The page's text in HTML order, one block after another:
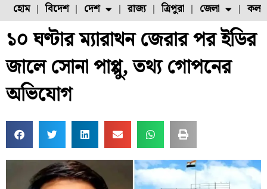
হোম বিদেশ দেশ
ফুল চাষ ফল চাষ মাছ চাষ পোল্ট্রি চাষ
রাজ্য ত্রিপুরা জেলা
উত্তর ২৪ পরগনা
১০ ঘণ্টার ম্যারাথন জেরার পর ইডির
জালে সোনা পাপ্পু, তথ্য গোপনের
অভিযোগ